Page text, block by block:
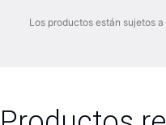
Los productos están sujetos